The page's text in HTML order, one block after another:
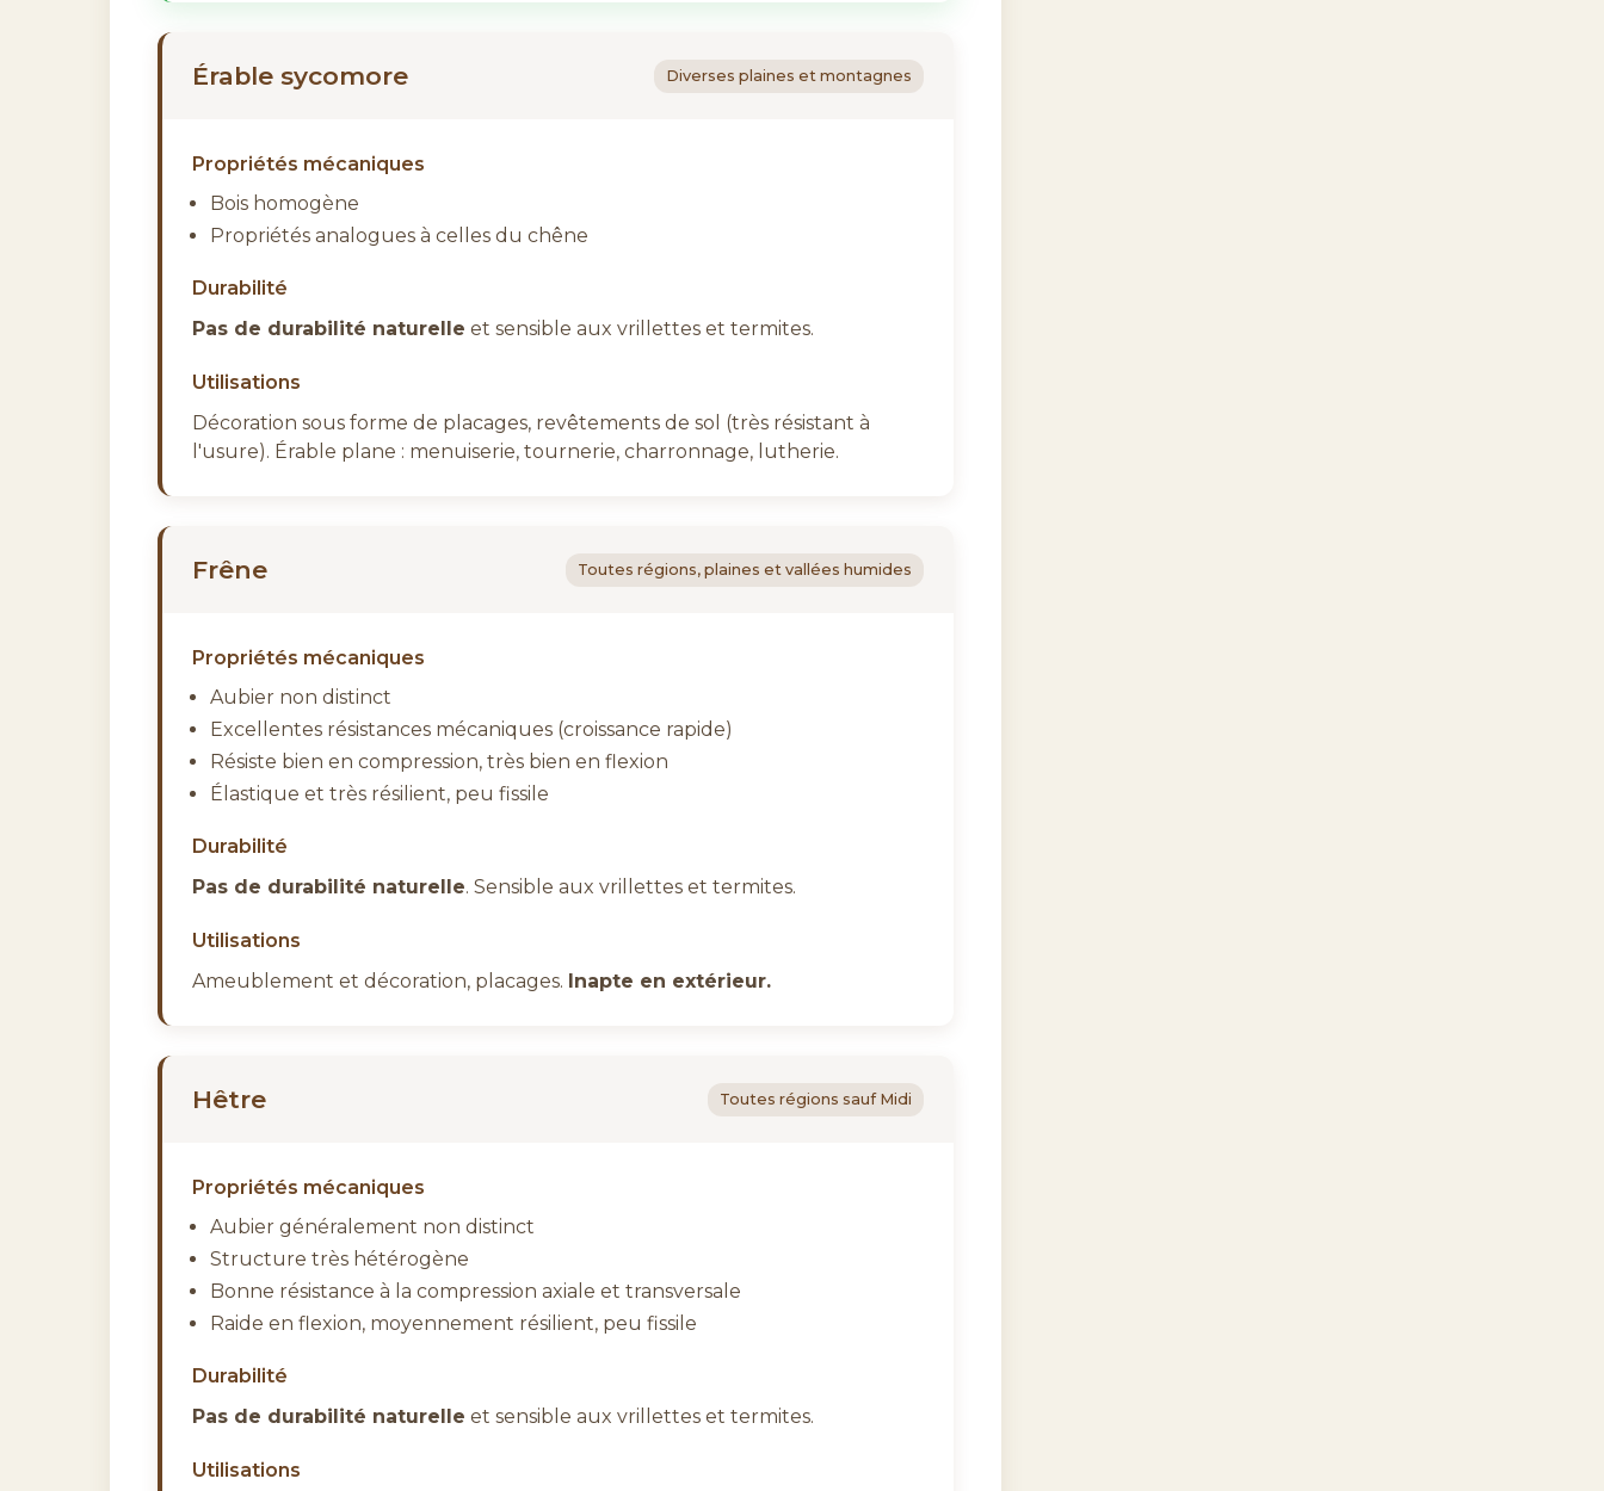
Érable sycomore Diverses plaines et montagnes
Propriétés mécaniques
Bois homogène
Propriétés analogues à celles du chêne
Durabilité
Pas de durabilité naturelle et sensible aux vrillettes et termites.
Utilisations
Décoration sous forme de placages, revêtements de sol (très résistant à
l'usure). Érable plane : menuiserie, tournerie, charronnage, lutherie.
Frêne Toutes régions, plaines et vallées humides
Propriétés mécaniques
Aubier non distinct
Excellentes résistances mécaniques (croissance rapide)
Résiste bien en compression, très bien en flexion
Élastique et très résilient, peu fissile
Durabilité
Pas de durabilité naturelle. Sensible aux vrillettes et termites.
Utilisations
Ameublement et décoration, placages. Inapte en extérieur.
Hêtre Toutes régions sauf Midi
Propriétés mécaniques
Aubier généralement non distinct
Structure très hétérogène
Bonne résistance à la compression axiale et transversale
Raide en flexion, moyennement résilient, peu fissile
Durabilité
Pas de durabilité naturelle et sensible aux vrillettes et termites.
Utilisations